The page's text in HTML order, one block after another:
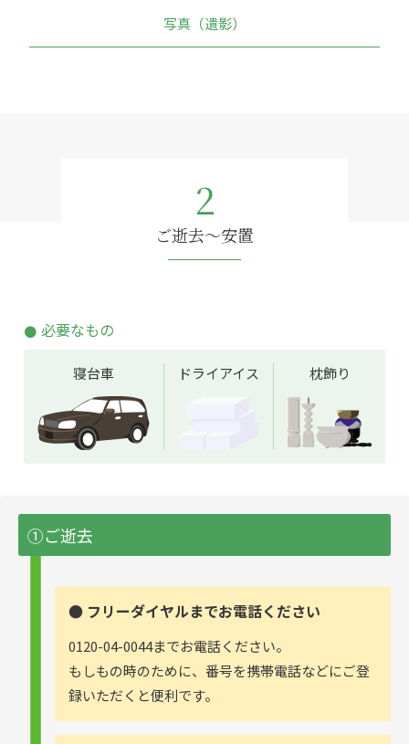
写真（遺影）
2
ご逝去～安置
必要なもの
寝台車 ドライアイス 枕飾り
①ご逝去
● フリーダイヤルまでお電話ください
0120-04-0044までお電話ください。
もしもの時のために、番号を携帯電話などにご登
録いただくと便利です。